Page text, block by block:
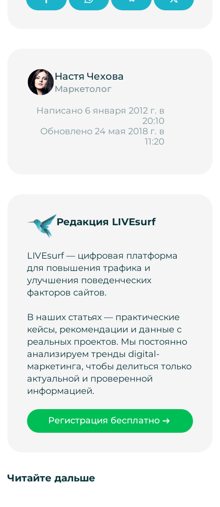
Настя Чехова
Маркетолог
Написано 6 января 2012 г. в
20:10
Обновлено 24 мая 2018 г. в
11:20
Редакция LIVEsurf
LIVEsurf — цифровая платформа
для повышения трафика и
улучшения поведенческих
факторов сайтов.
В наших статьях — практические
кейсы, рекомендации и данные с
реальных проектов. Мы постоянно
анализируем тренды digital-
маркетинга, чтобы делиться только
актуальной и проверенной
информацией.
Регистрация бесплатно
Читайте дальше